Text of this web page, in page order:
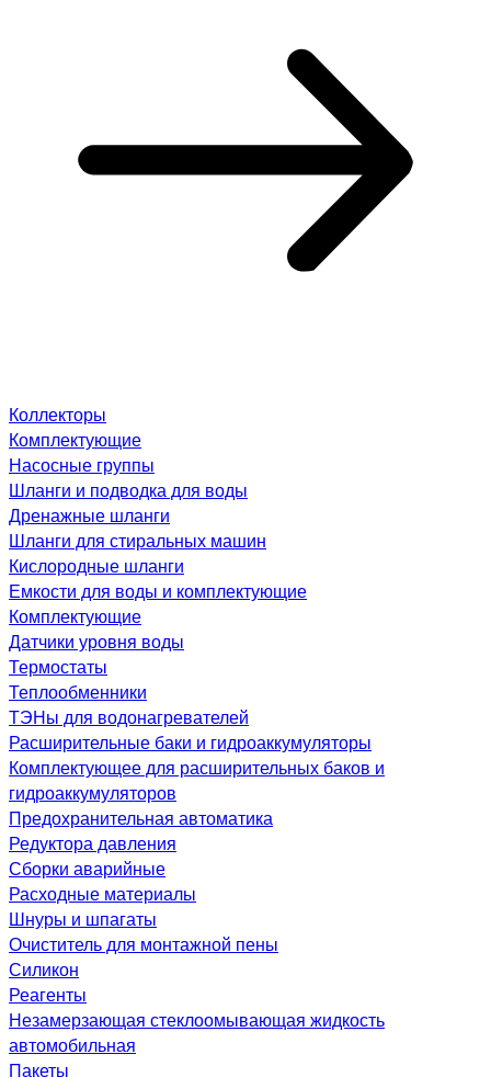
Коллекторы
Комплектующие
Насосные группы
Шланги и подводка для воды
Дренажные шланги
Шланги для стиральных машин
Кислородные шланги
Емкости для воды и комплектующие
Комплектующие
Датчики уровня воды
Термостаты
Теплообменники
ТЭНы для водонагревателей
Расширительные баки и гидроаккумуляторы
Комплектующее для расширительных баков и
гидроаккумуляторов
Предохранительная автоматика
Редуктора давления
Сборки аварийные
Расходные материалы
Шнуры и шпагаты
Очиститель для монтажной пены
Силикон
Реагенты
Незамерзающая стеклоомывающая жидкость
автомобильная
Пакеты